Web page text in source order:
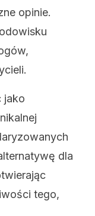
opinie.
jako
dla
tego,